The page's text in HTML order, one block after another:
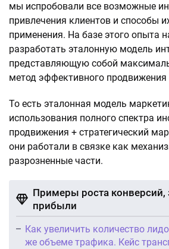
мы испробовали все возможные
привлечения клиентов и способы
применения. На базе этого опыта
разработать эталонную модель
представляющую собой
метод эффективного продвижения
То есть эталонная модель
использования полного спектра
продвижения + стратегический
они работали в связке как
разрозненные части.
Примеры роста конверсий,
прибыли
Как увеличить количество
же объеме трафика. Кейс